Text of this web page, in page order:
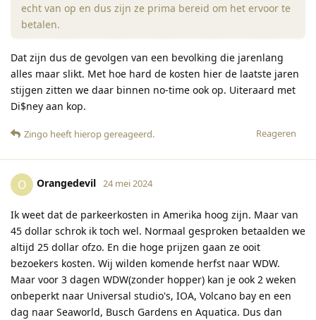
echt van op en dus zijn ze prima bereid om het ervoor te
betalen.
Dat zijn dus de gevolgen van een bevolking die jarenlang
alles maar slikt. Met hoe hard de kosten hier de laatste jaren
stijgen zitten we daar binnen no-time ook op. Uiteraard met
Di$ney aan kop.
Reageren
Zingo heeft hierop gereageerd.
O Orangedevil 24 mei 2024
Ik weet dat de parkeerkosten in Amerika hoog zijn. Maar van
45 dollar schrok ik toch wel. Normaal gesproken betaalden we
altijd 25 dollar ofzo. En die hoge prijzen gaan ze ooit
bezoekers kosten. Wij wilden komende herfst naar WDW.
Maar voor 3 dagen WDW(zonder hopper) kan je ook 2 weken
onbeperkt naar Universal studio's, IOA, Volcano bay en een
dag naar Seaworld, Busch Gardens en Aquatica. Dus dan